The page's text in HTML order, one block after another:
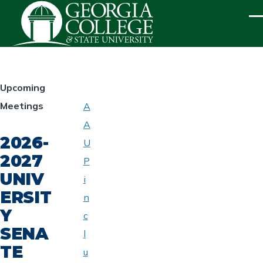
Skip to main content
HOMEPAGE
Upcoming
Meetings
2026-
2027
UNIV
ERSIT
Y
SENA
TE
UNIVERSITY
SENATE
A
A
U
P
i
n
c
l
u